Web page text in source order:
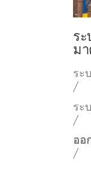
ร
ม
ระ
/
ระ
/
ออ
/